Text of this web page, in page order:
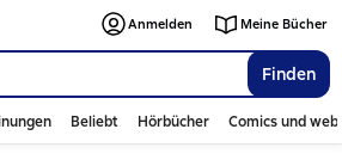
Finden
Anmelden Meine Bücher
Beliebt Hörbücher Comics und